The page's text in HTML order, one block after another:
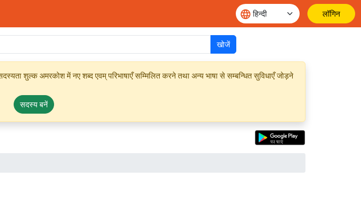
लॉगिन
खोजें
शुल्क अमरकोश में नए शब्द एवम् परिभाषाएँ सम्मिलित करने तथा अन्य भाषा से सम्बन्धित सुविधाएँ जोड़ने
सदस्य बनें